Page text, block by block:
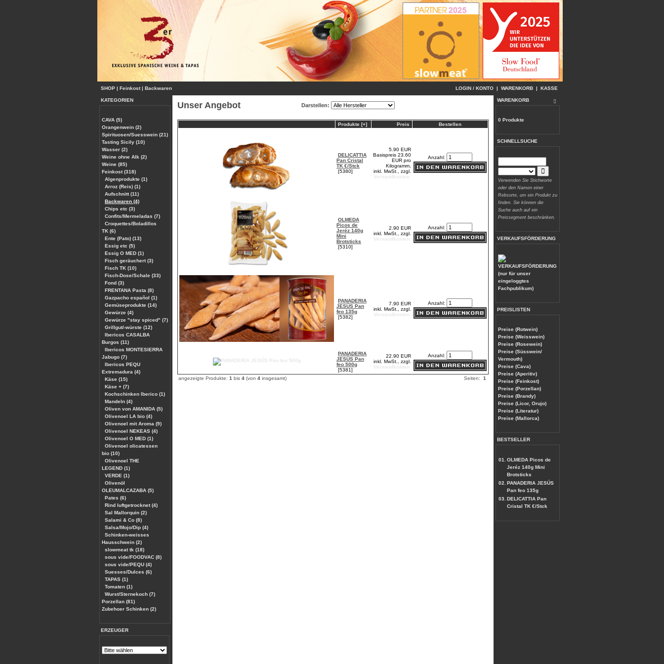
SHOP | Feinkost| Backwaren LOGIN / KONTO | WARENKORB | KASSE
KATEGORIEN
CAVA (5)
Orangenwein (2)
Spirituosen/Suesswein (21)
Tasting Sicily (10)
Wasser (2)
Weine ohne Alk (2)
Weine (85)
Feinkost (318)
Algenprodukte (1)
Arroz (Reis) (1)
Aufschnitt (11)
Backwaren (4)
Chips etc (3)
Confits/Mermeladas (7)
Croquettes/Boladillos
TK (6)
Ente (Pato) (13)
Essig etc (5)
Essig O MED (1)
Fisch geräuchert (3)
Fisch TK (10)
Fisch-Dose/Schale (33)
Fond (3)
FRENTANA Pasta (8)
Gazpacho español (1)
Gemüseprodukte (14)
Gewürze (4)
Gewürze "stay spiced" (7)
Grillgut/-würste (12)
Ibericos CASALBA
Burgos (11)
Ibericos MONTESIERRA
Jabugo (7)
Ibericos PEQU
Extremadura (4)
Käse (15)
Käse + (7)
Kochschinken Iberico (1)
Mandeln (4)
Oliven von AMANIDA (5)
Olivenoel LA bio (4)
Olivenoel mit Aroma (9)
Olivenoel NEKEAS (4)
Olivenoel O MED (1)
Olivenoel olicatessen
bio (10)
Olivenoel THE
LEGEND (1)
VERDE (1)
Olivenöl
OLEUMALCAZABA (5)
Pates (6)
Rind luftgetrocknet (4)
Sal Mallorquin (2)
Salami & Co (8)
Salsa/Mojo/Dip (4)
Schinken-weisses
Hausschwein (2)
slowmeat tk (18)
sous vide/FOODVAC (8)
sous vide/PEQU (4)
Suesses/Dulces (6)
TAPAS (1)
Tomaten (1)
Wurst/Sternekoch (7)
Porzellan (81)
Zubehoer Schinken (2)
ERZEUGER
Unser Angebot Darstellen:
Produkte [+] Preis Bestellen
DELICATTIA
Pan Cristal
TK €/Stck
[5380]
5.90 EUR
Basispreis 23.60
EUR pro
Kilogramm,
inkl. MwSt., zzgl.
Versandkosten
Anzahl:
OLMEDA
Picos de
Jeréz 140g
Mini
Brotsticks
[5310]
2.90 EUR
inkl. MwSt., zzgl.
Versandkosten
Anzahl:
PANADERIA
JESÚS Pan
feo 135g
[5382]
7.90 EUR
inkl. MwSt., zzgl.
Versandkosten
Anzahl:
PANADERIA
JESÚS Pan
feo 500g
[5381]
22.90 EUR
inkl. MwSt., zzgl.
Versandkosten
Anzahl:
angezeigte Produkte: 1 bis 4 (von 4 insgesamt) Seiten: 1
WARENKORB
0 Produkte
SCHNELLSUCHE
Verwenden Sie Stichworte
oder den Namen einer
Rebsorte, um ein Produkt zu
finden. Sie können die
Suche auch auf ein
Preissegment beschränken.
VERKAUFSFÖRDERUNG
(nur für unser
eingeloggtes
Fachpublikum)
PREISLISTEN
Preise (Rotwein)
Preise (Weisswein)
Preise (Rosewein)
Preise (Süsswein/
Vermouth)
Preise (Cava)
Preise (Aperitiv)
Preise (Feinkost)
Preise (Porzellan)
Preise (Brandy)
Preise (Licor, Orujo)
Preise (Literatur)
Preise (Mallorca)
BESTSELLER
01.
OLMEDA Picos de
Jeréz 140g Mini
Brotsticks
02. PANADERIA JESÚS
Pan feo 135g
03. DELICATTIA Pan
Cristal TK €/Stck